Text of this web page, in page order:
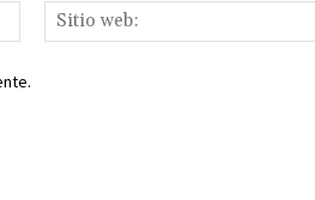
Correo
electrónico:*